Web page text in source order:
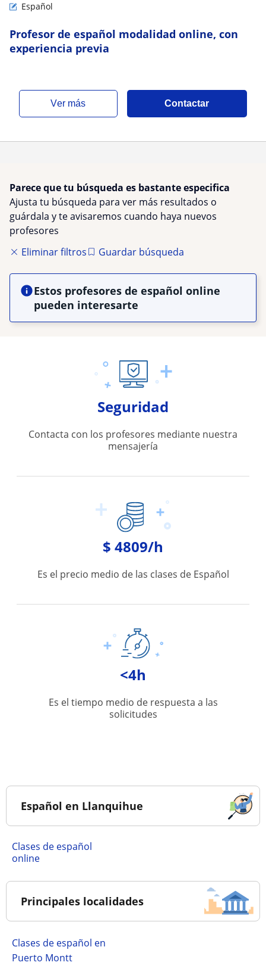
Español
Profesor de español modalidad online, con
experiencia previa
ver más Contactar
Parece que tu búsqueda es bastante especifica
Ajusta tu búsqueda para ver más resultados o
guárdala y te avisaremos cuando haya nuevos
profesores
Eliminar filtros
Guardar búsqueda
Estos profesores de español online
pueden interesarte
Seguridad
Contacta con los profesores mediante nuestra
mensajería
$ 4809/h
Es el precio medio de las clases de Español
<4h
Es el tiempo medio de respuesta a las
solicitudes
Español en Llanquihue
Clases de español
online
Principales localidades
Clases de español en
Puerto Montt